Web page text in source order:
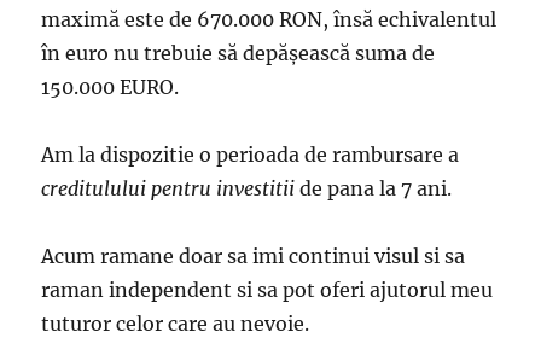
maximă este de 670.000 RON, însă echivalentul
în euro nu trebuie să depășească suma de
150.000 EURO.
Am la dispozitie o perioada de rambursare a
creditulului pentru investitii de pana la 7 ani.
Acum ramane doar sa imi continui visul si sa
raman independent si sa pot oferi ajutorul meu
tuturor celor care au nevoie.